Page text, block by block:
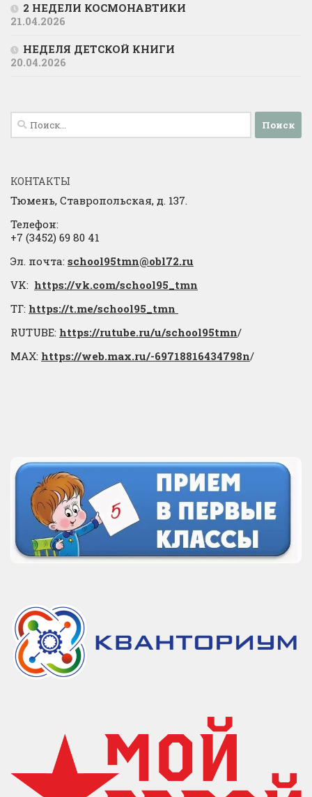
2 НЕДЕЛИ КОСМОНАВТИКИ
21.04.2026
НЕДЕЛЯ ДЕТСКОЙ КНИГИ
20.04.2026
Найти:
КОНТАКТЫ
Тюмень, Ставропольская, д. 137.
Телефон:
+7 (3452) 69 80 41
Эл. почта: school95tmn@obl72.ru
VK: https://vk.com/school95_tmn
ТГ: https://t.me/school95_tmn
RUTUBE: https://rutube.ru/u/school95tmn/
МАХ: https://web.max.ru/-69718816434798n/